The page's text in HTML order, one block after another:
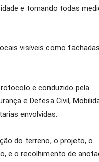
e tomando todas
visíveis como
e conduzido pela
e Defesa Civil,
envolvidas.
do terreno, o projeto, o
e o recolhimento de